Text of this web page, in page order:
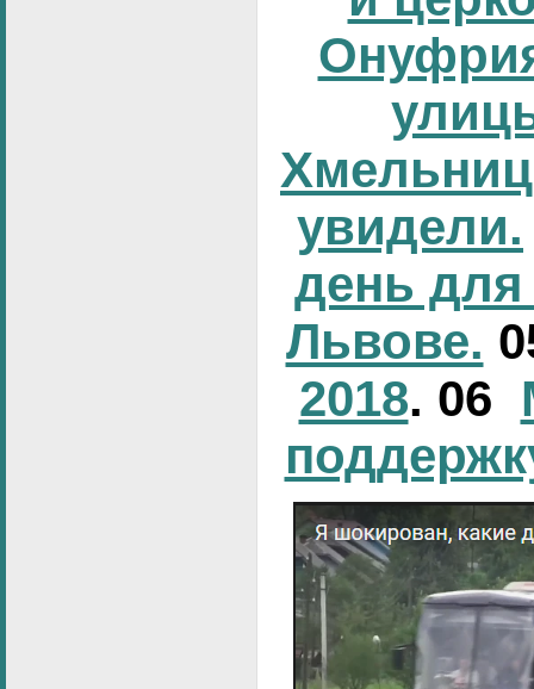
увидели.
день для
Львове.
2018. 06